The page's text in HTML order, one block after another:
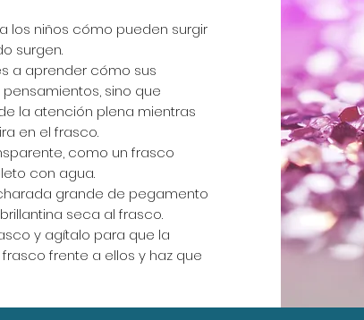
los niños cómo pueden surgir
surgen.
a aprender cómo sus
sino que
la atención plena mientras
en el frasco.
como un frasco
con agua.
grande de pegamento
seca al frasco.
y agítalo para que la
frente a ellos y haz que